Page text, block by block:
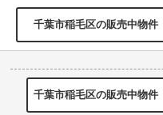
千葉市稲毛区の販売中物件
千葉市稲毛区の販売中物件